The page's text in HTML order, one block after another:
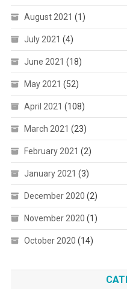
August 2021 (1)
July 2021 (4)
June 2021 (18)
May 2021 (52)
April 2021 (108)
March 2021 (23)
February 2021 (2)
January 2021 (3)
December 2020 (2)
November 2020 (1)
October 2020 (14)